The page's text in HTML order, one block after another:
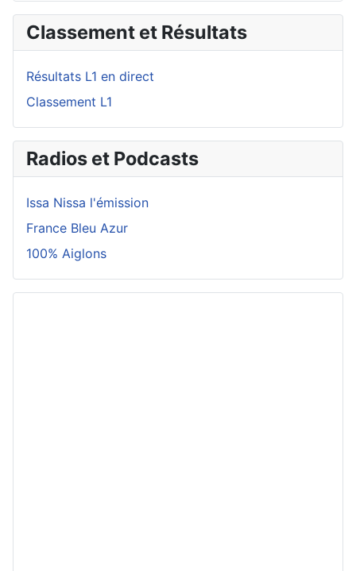
Classement et Résultats
Résultats L1 en direct
Classement L1
Radios et Podcasts
Issa Nissa l'émission
France Bleu Azur
100% Aiglons